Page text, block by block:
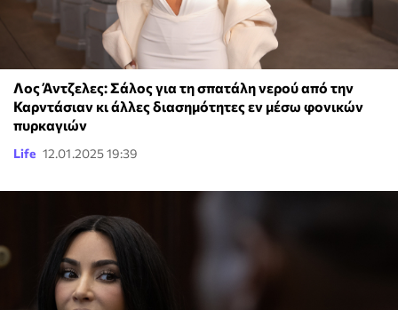
Λος Άντζελες: Σάλος για τη σπατάλη νερού από την
Καρντάσιαν κι άλλες διασημότητες εν μέσω φονικών
πυρκαγιών
Life 12.01.2025 19:39